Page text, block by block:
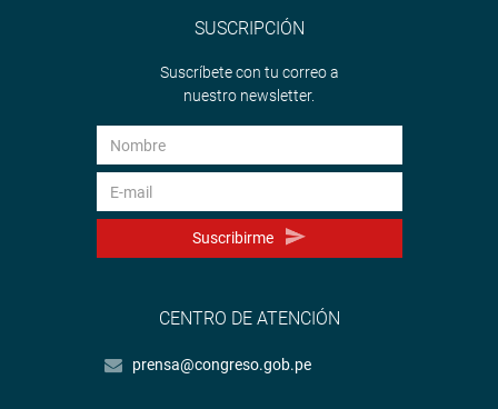
SUSCRIPCIÓN
Suscríbete con tu correo a
nuestro newsletter.
Suscribirme
CENTRO DE ATENCIÓN
prensa@congreso.gob.pe